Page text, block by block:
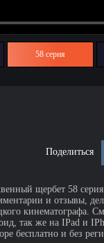
58 серия
Поделиться
щербет 58
и отзывы,
кинематографа.
так же на IPad и
бесплатно и без